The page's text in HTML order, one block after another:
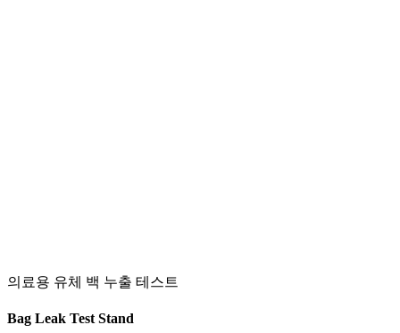
의료용 유체 백 누출 테스트
Bag Leak Test Stand